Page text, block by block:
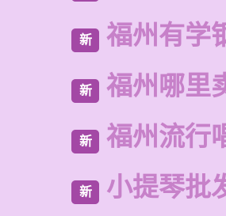
新 福州有学
新 福州哪里
新 福州流行
新 小提琴批